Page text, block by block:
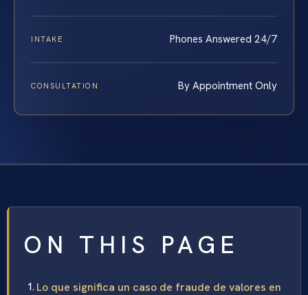
INTAKE Phones Answered 24/7
CONSULTATION By Appointment Only
ON THIS PAGE
Lo que significa un caso de fraude de valores en